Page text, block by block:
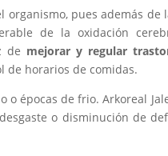
pues además de
de la oxidación
de mejorar y regular
de horarios de comidas.
épocas de frio. Arkoreal
o disminución de